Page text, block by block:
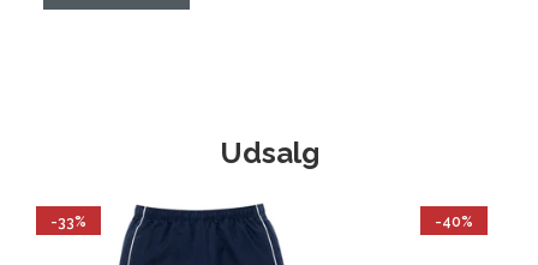
Udsalg
-33% -40%